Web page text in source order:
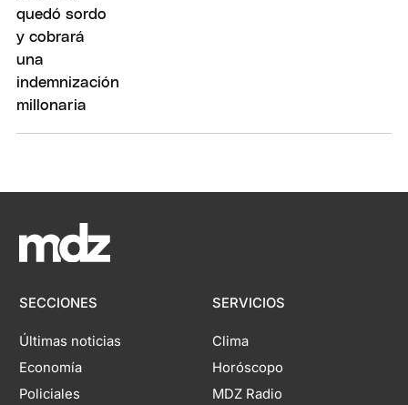
SECCIONES
Últimas noticias
Economía
Policiales
SERVICIOS
Clima
Horóscopo
MDZ Radio